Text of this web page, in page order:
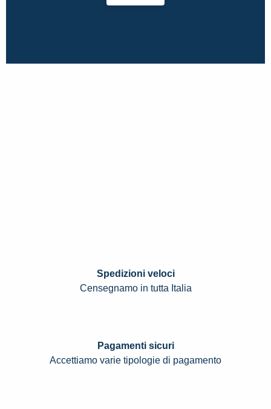
Spedizioni veloci
Censegnamo in tutta Italia
Pagamenti sicuri
Accettiamo varie tipologie di pagamento